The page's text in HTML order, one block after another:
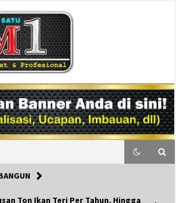
DM1
Ton Ikan Teri Per Tahun, Hingga